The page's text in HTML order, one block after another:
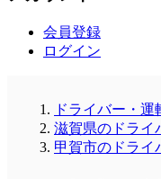
会員登録
ログイン
ドライバー・運
滋賀県のドライ
甲賀市のドライ